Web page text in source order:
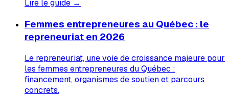
Lire le guide →
Femmes entrepreneures au Québec : le
repreneuriat en 2026
Le repreneuriat, une voie de croissance majeure pour
les femmes entrepreneures du Québec :
financement, organismes de soutien et parcours
concrets.